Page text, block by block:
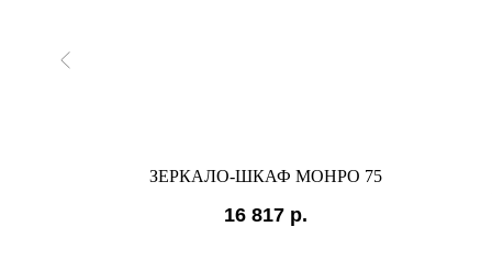
ЗЕРКАЛО-ШКАФ МОНРО 75
16 817 р.